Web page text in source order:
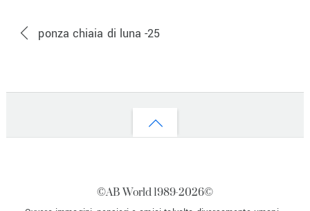
ponza chiaia di luna -25
Back
©AB World 1989-2026©